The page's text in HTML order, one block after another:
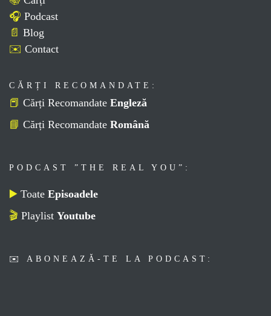
🎧 Podcast
📄 Blog
✉️ Contact
CĂRȚI RECOMANDATE:
📕 Cărți Recomandate Engleză
📘 Cărți Recomandate Română
PODCAST ”THE REAL YOU”:
▶️ Toate Episoadele
🎬 Playlist Youtube
✉️ ABONEAZĂ-TE LA PODCAST: